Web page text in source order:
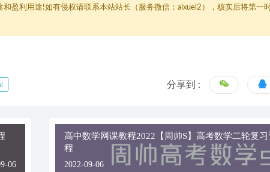
盈利用途!如有侵权请联系本站站长（服务微信：aixuel2），核实后将第一
分享到 :
06
高中数学网课教程2022【周帅S】高考数学二轮复
程
2022-09-06